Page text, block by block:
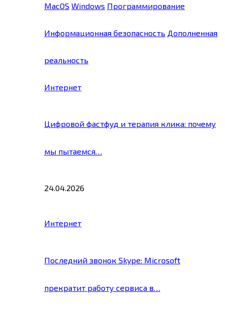
MacOS Windows Программирование
Информационная безопасность Дополненная
реальность
Интернет
Цифровой фастфуд и терапия клика: почему
мы пытаемся…
24.04.2026
Интернет
Последний звонок Skype: Microsoft
прекратит работу сервиса в…